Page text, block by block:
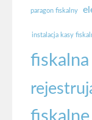
paragon fiskalny
instalacja kasy
fiskalna
fiskalne